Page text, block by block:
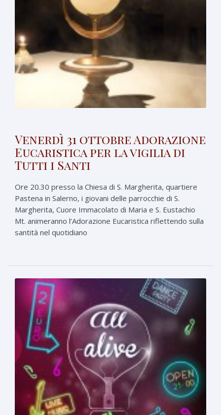
Venerdì 31 ottobre Adorazione
Eucaristica per la vigilia di
Tutti i Santi
Ore 20.30 presso la Chiesa di S. Margherita, quartiere
Pastena in Salerno, i giovani delle parrocchie di S.
Margherita, Cuore Immacolato di Maria e S. Eustachio
Mt. animeranno l’Adorazione Eucaristica riflettendo sulla
santità nel quotidiano